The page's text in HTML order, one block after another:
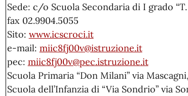
Sede: c/o Scuola Secondaria di I grado
fax 02.9904.5055
Sito: www.icscroci.it
e-mail: miic8fj00v@istruzione.it
pec: miic8fj00v@pec.istruzione.it
Scuola Primaria “Don Milani” via
Scuola dell’Infanzia di “Via Sondrio” via